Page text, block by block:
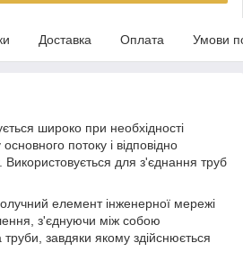
Доставка Оплата Умови
широко при необхідності
потоку і відповідно
для з'єднання труб
елемент інженерної мережі
з'єднуючи між собою
завдяки якому здійснюється